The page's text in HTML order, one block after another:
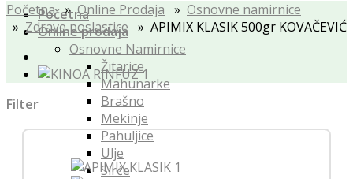
Početna
Online prodaja
Osnovne Namirnice
Žitarice
Mahunarke
Brašno
Mekinje
Pahuljice
Ulje
Sirće
Početna»Online Prodaja » Osnovne namirnice
»Zdrave poslastice » APIMIX KLASIK 500gr KOVAČEVIĆ
Filter